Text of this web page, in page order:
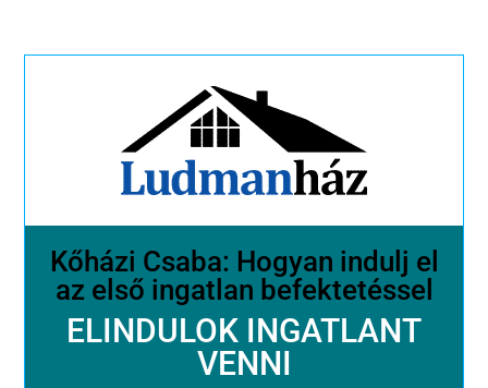
Kőházi Csaba: Hogyan indulj el
az első ingatlan befektetéssel
ELINDULOK INGATLANT
VENNI